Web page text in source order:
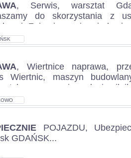
, Serwis, warsztat
do skorzystania z
Zajmujemy się między
, Wiertnice naprawa,
Wiertnic, maszyn
naprawę i regulację
POJAZDU,
GDAŃSK...